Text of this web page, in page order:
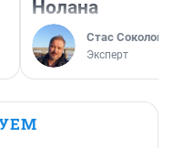
Нолана
Стас Соколов
Эксперт